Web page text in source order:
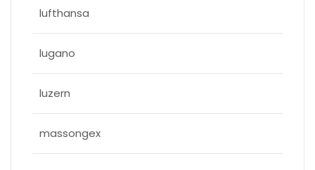
lufthansa
lugano
luzern
massongex